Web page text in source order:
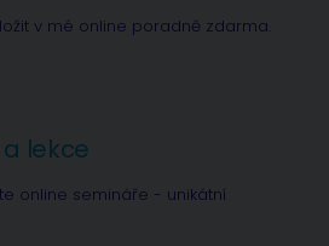
v mé online poradně zdarma.
lekce
online semináře - unikátní